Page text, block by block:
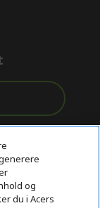
betaling
og
du i Acers